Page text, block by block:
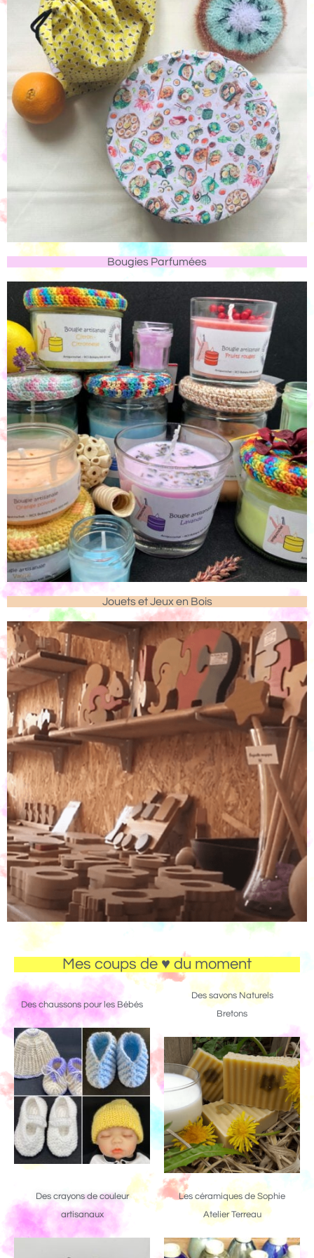
Bougies Parfumées
Jouets et Jeux en Bois
Mes coups de ♥ du moment
Des chaussons pour les Bébés
Des savons Naturels
Bretons
Des crayons de couleur
artisanaux
Les céramiques de Sophie
Atelier Terreau